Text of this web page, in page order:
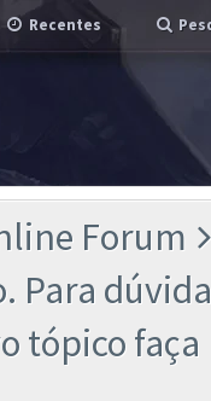
Recentes
Forum
Para
tópico